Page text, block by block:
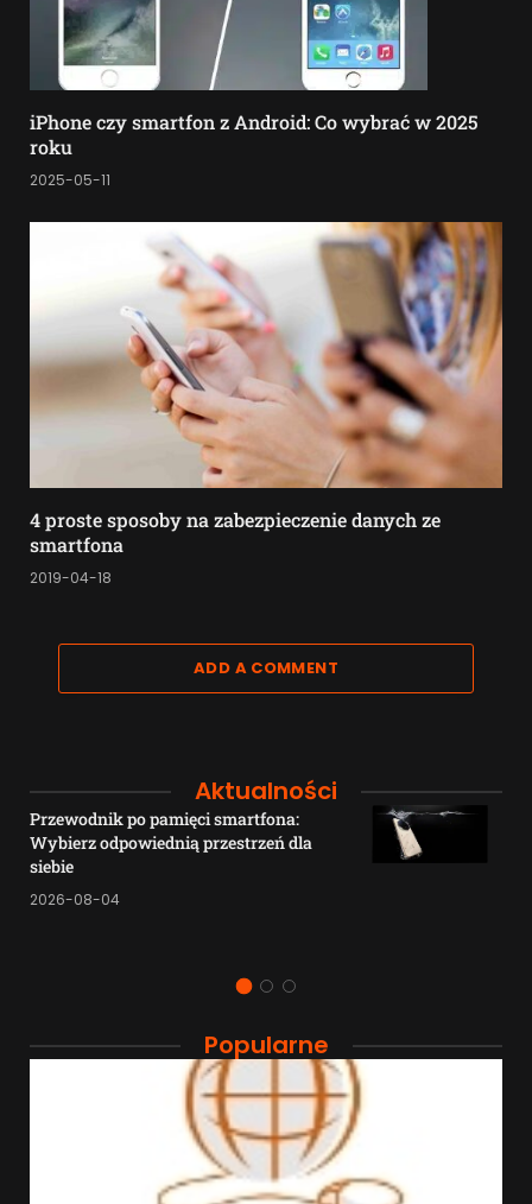
iPhone czy smartfon z Android: Co wybrać w 2025
roku
2025-05-11
4 proste sposoby na zabezpieczenie danych ze
smartfona
2019-04-18
ADD A COMMENT
Aktualności
Przewodnik po pamięci smartfona:
Wybierz odpowiednią przestrzeń dla
siebie
2026-08-04
Popularne